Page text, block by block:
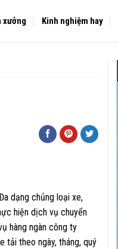
xưởng Kinh nghiệm hay
dạng chủng loại xe,
hiện dịch vụ chuyển
hàng ngàn công ty
tải theo ngày, tháng, quý